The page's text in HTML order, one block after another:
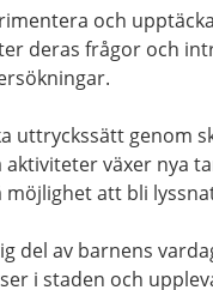
och
deras frågor och
uttryckssätt genom
växer nya
att bli
del av barnens
i staden och